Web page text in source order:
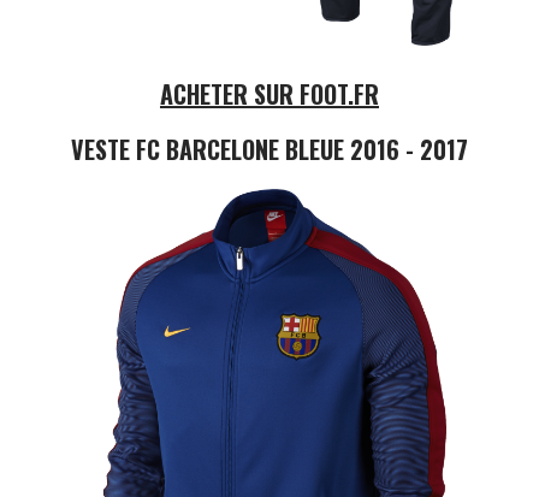
ACHETER SUR FOOT.FR
VESTE FC BARCELONE BLEUE 2016 - 2017